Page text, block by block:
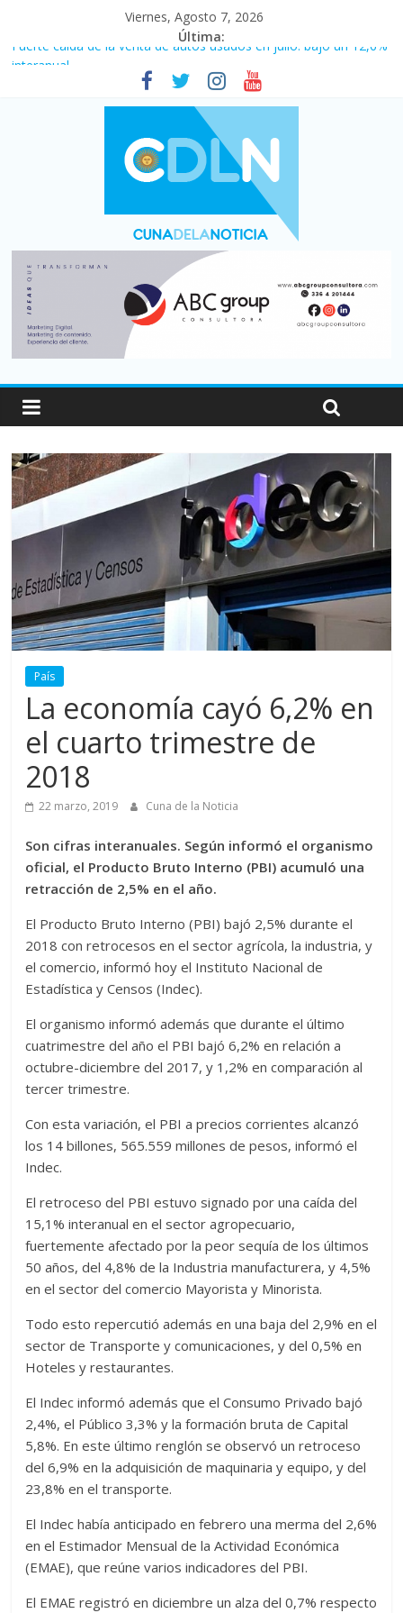
Viernes, Agosto 7, 2026
Última:
Fuerte caída de la venta de autos usados en julio: bajó un 12,6%
Central venció 1 a 0 al River de Coudet en el Monumental
La morosidad alcanzó su nivel más alto en dos décadas y ya
afecta a 400 mil deudores en Santa Fe
Desde que asumió Milei cerraron 41.000 kioscos: el sector
denuncia crisis como en 2001
Vacaciones de invierno con más movimiento y consumo
turístico: 4,6 millones de personas viajaron por el país, un 5,9%
País
La economía cayó 6,2% en
el cuarto trimestre de
2018
22 marzo, 2019 Cuna de la Noticia
Son cifras interanuales. Según informó el organismo
oficial, el Producto Bruto Interno (PBI) acumuló una
retracción de 2,5% en el año.
El Producto Bruto Interno (PBI) bajó 2,5% durante el
2018 con retrocesos en el sector agrícola, la industria, y
el comercio, informó hoy el Instituto Nacional de
Estadística y Censos (Indec).
El organismo informó además que durante el último
cuatrimestre del año el PBI bajó 6,2% en relación a
octubre-diciembre del 2017, y 1,2% en comparación al
tercer trimestre.
Con esta variación, el PBI a precios corrientes alcanzó
los 14 billones, 565.559 millones de pesos, informó el
Indec.
El retroceso del PBI estuvo signado por una caída del
15,1% interanual en el sector agropecuario,
fuertemente afectado por la peor sequía de los últimos
50 años, del 4,8% de la Industria manufacturera, y 4,5%
en el sector del comercio Mayorista y Minorista.
Todo esto repercutió además en una baja del 2,9% en el
sector de Transporte y comunicaciones, y del 0,5% en
Hoteles y restaurantes.
El Indec informó además que el Consumo Privado bajó
2,4%, el Público 3,3% y la formación bruta de Capital
5,8%. En este último renglón se observó un retroceso
del 6,9% en la adquisición de maquinaria y equipo, y del
23,8% en el transporte.
El Indec había anticipado en febrero una merma del 2,6%
en el Estimador Mensual de la Actividad Económica
(EMAE), que reúne varios indicadores del PBI.
El EMAE registró en diciembre un alza del 0,7% respecto